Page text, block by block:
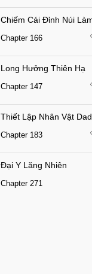
Chapter 166
Long Hưởng Thiên Hạ
Chapter 147
Chapter 183
Đại Y Lăng Nhiên
Chapter 271